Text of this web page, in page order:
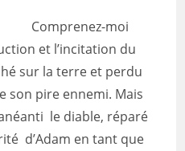
Comprenez-moi
et l’incitation du
sur la terre et perdu
son pire ennemi. Mais
le diable, réparé
d’Adam en tant que